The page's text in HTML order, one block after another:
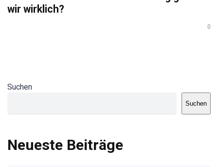
wir wirklich?
0
Suchen
Suchen
Neueste Beiträge